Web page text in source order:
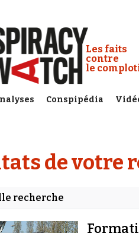
Conspiracy
Les faits
contre
le
Conspipédia
de votre
recherche